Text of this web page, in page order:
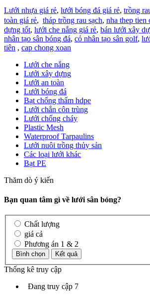
Lưới nhựa giá rẻ, lưới bóng đá giá rẻ, trồng
toàn giá rẻ, tháp trồng rau sạch, nha thep tien
dựng tốt, lưới che nắng giá rẻ, bán lưới xây
nhân tạo sân bóng đá, cỏ nhân tạo sân golf,
tiên , cap chong xoan
Lưới che nắng
Lưới xây dựng
Lưới an toàn
Lưới bóng đá
Bạt chống thấm hdpe
Lưới chắn côn trùng
Lưới chống cháy
Plastic Mesh
Waterproof Tarpaulins
Lưới nuôi trồng thủy sản
Các loại lưới khác
Bạt PE
Thăm dò ý kiến
Bạn quan tâm gì về lưới sân bóng?
Chất lượng
giá cả
Phương án 1 & 2
Thống kê truy cập
Đang truy cập 7